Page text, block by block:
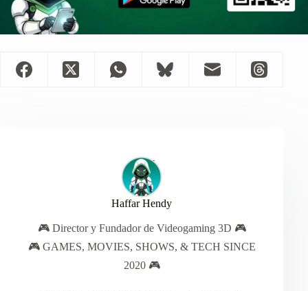
Haffar Hendy
🎮 Director y Fundador de Videogaming 3D 🎮
🎮 GAMES, MOVIES, SHOWS, & TECH SINCE
2020 🎮